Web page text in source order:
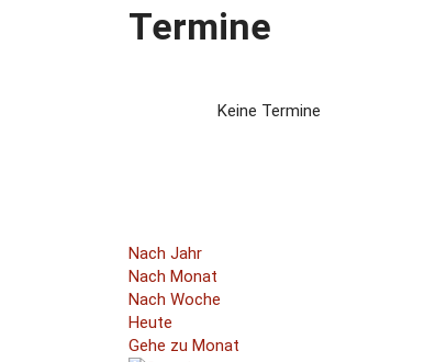
Termine
Keine Termine
Nach Jahr
Nach Monat
Nach Woche
Heute
Gehe zu Monat